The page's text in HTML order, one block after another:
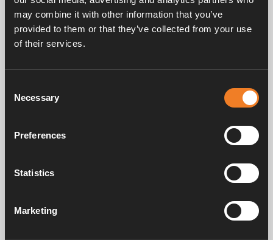
may combine it with other information that you’ve
provided to them or that they’ve collected from your use
of their services.
Selection
Necessary
Preferences
Statistics
Marketing
Et enfin, ne pas oublier d’activer (ON).
revenir dans votre véhicule, afin de bénéficier
d’un climat agréable lors de votre retour